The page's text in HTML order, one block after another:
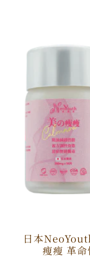
日本
瘦瘦 革